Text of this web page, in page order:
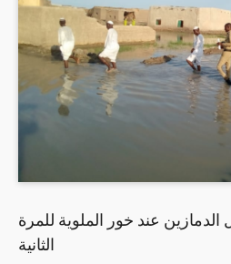
عند خور الملوية للمرة
الثانية